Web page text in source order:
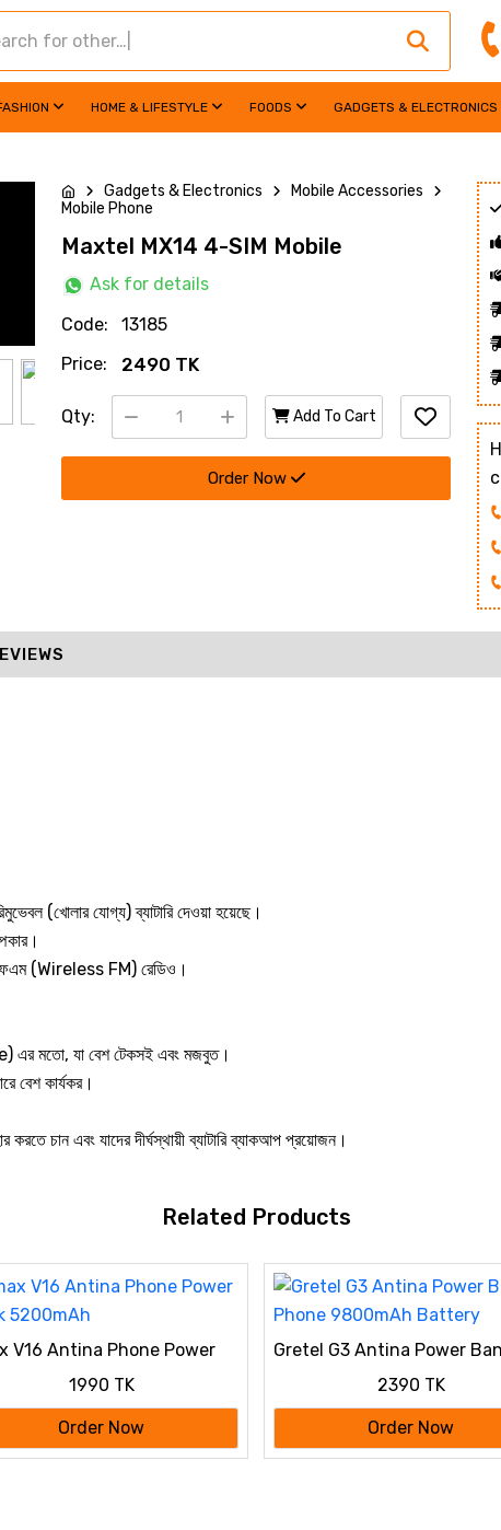
HOME & LIFESTYLE FOODS GADGETS & ELECTRONICS
Gadgets & Electronics
Mobile Accessories
Mobile Phone
Maxtel MX14 4-SIM Mobile
Ask for details
Code:
13185
Price:
2490 TK
Qty: Add To Cart
Order Now
(খোলার যোগ্য) ব্যাটারি দেওয়া হয়েছে।
(Wireless FM) রেডিও।
এর মতো, যা বেশ টেকসই এবং মজবুত।
বেশ কার্যকর।
চান এবং যাদের দীর্ঘস্থায়ী ব্যাটারি ব্যাকআপ প্রয়োজন।
Related Products
V16 Antina Phone Power
1990 TK
Order Now
Gretel G3 Antina Power
2390 TK
Order Now